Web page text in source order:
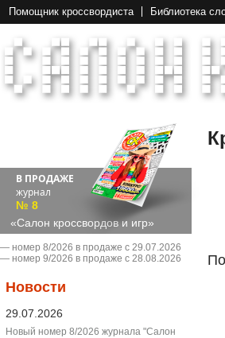
Помощник кроссвордиста Библиотека
В ПРОДАЖЕ
журнал
№ 8
«Салон кроссвордов и игр»
― номер 8/2026 в продаже с 29.07.2026
― номер 9/2026 в продаже с 28.08.2026
Новости
29.07.2026
Новый номер 8/2026 журнала "Салон